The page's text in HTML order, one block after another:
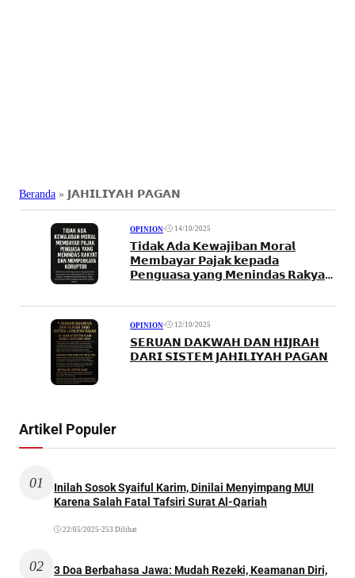
Beranda » 𝗝𝗔𝗛𝗜𝗟𝗜𝗬𝗔𝗛 𝗣𝗔𝗚𝗔𝗡
OPINION• 14/10/2025
𝗧𝗶𝗱𝗮𝗸 𝗔𝗱𝗮 𝗞𝗲𝘄𝗮𝗷𝗶𝗯𝗮𝗻 𝗠𝗼𝗿𝗮𝗹
𝗠𝗲𝗺𝗯𝗮𝘆𝗮𝗿 𝗣𝗮𝗷𝗮𝗸 𝗸𝗲𝗽𝗮𝗱𝗮
𝗣𝗲𝗻𝗴𝘂𝗮𝘀𝗮 𝘆𝗮𝗻𝗴 𝗠𝗲𝗻𝗶𝗻𝗱𝗮𝘀 𝗥𝗮𝗸𝘆𝗮𝘁
OPINION• 12/10/2025
𝗦𝗘𝗥𝗨𝗔𝗡 𝗗𝗔𝗞𝗪𝗔𝗛 𝗗𝗔𝗡 𝗛𝗜𝗝𝗥𝗔𝗛
𝗗𝗔𝗥𝗜 𝗦𝗜𝗦𝗧𝗘𝗠 𝗝𝗔𝗛𝗜𝗟𝗜𝗬𝗔𝗛 𝗣𝗔𝗚𝗔𝗡
Artikel Populer
01
Inilah Sosok Syaiful Karim, Dinilai Menyimpang MUI
Karena Salah Fatal Tafsiri Surat Al-Qariah
22/05/2025 •253 Dilihat
02
3 Doa Berbahasa Jawa: Mudah Rezeki, Keamanan Diri,